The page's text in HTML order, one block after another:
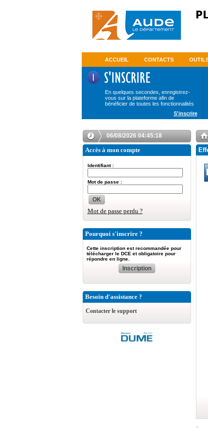
ACCUEIL CONTACTS
En quelques secondes, enregistrez-
vous sur la plateforme afin de
bénéficier de toutes les fonctionnalités
S'inscrire
06/08/2026 04:45:18
Accès à mon compte
Identifiant :
Mot de passe :
OK
Mot de passe perdu ?
Pourquoi s'inscrire ?
Cette inscription est recommandée pour
télécharger le DCE et obligatoire pour
répondre en ligne.
Inscription
Besoin d'assistance ?
Contacter le support